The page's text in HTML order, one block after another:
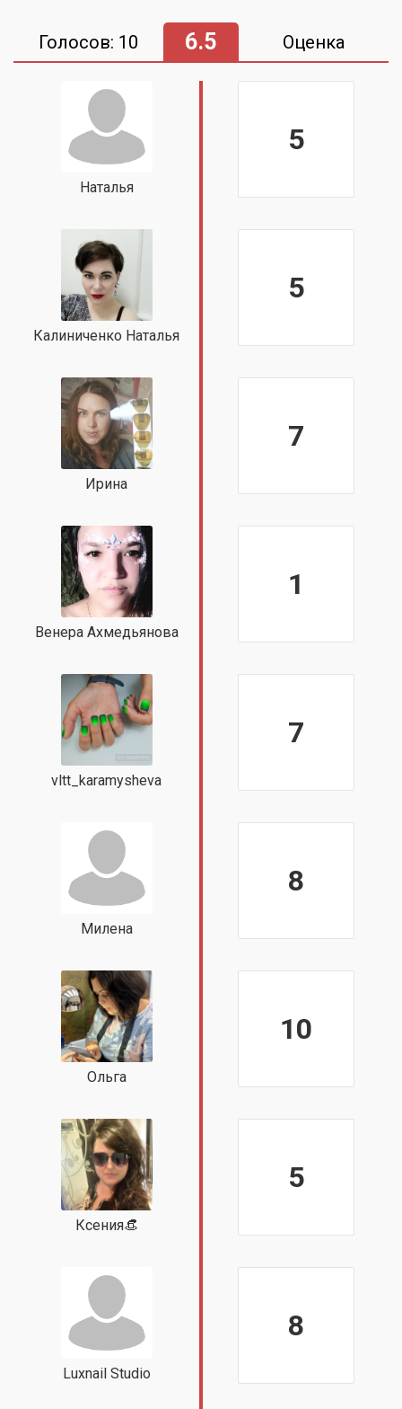
Голосов: 10 6.5 Оценка
Наталья
5
Калиниченко Наталья
5
Ирина
7
Венера Ахмедьянова
1
vltt_karamysheva
7
Милена
8
Ольга
10
Ксения👒
5
Luxnail Studio
8